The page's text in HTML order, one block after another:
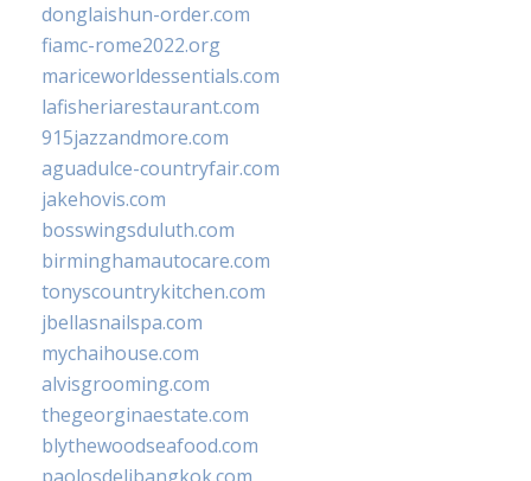
donglaishun-order.com
fiamc-rome2022.org
mariceworldessentials.com
lafisheriarestaurant.com
915jazzandmore.com
aguadulce-countryfair.com
jakehovis.com
bosswingsduluth.com
birminghamautocare.com
tonyscountrykitchen.com
jbellasnailspa.com
mychaihouse.com
alvisgrooming.com
thegeorginaestate.com
blythewoodseafood.com